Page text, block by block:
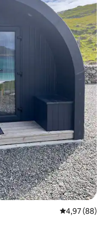
Gemiddelde
4,97 (88)